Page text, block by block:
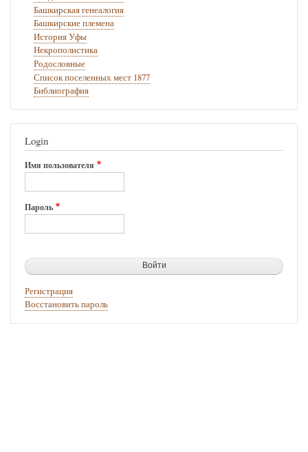
Башкирская генеалогия
Башкирские племена
История Уфы
Некрополистика
Родословные
Список поселенных мест 1877
Библиография
Login
Имя пользователя
Пароль
Регистрация
Восстановить пароль